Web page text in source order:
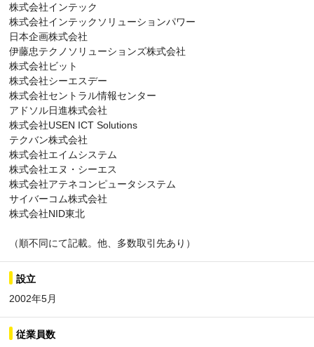
株式会社インテック
株式会社インテックソリューションパワー
日本企画株式会社
伊藤忠テクノソリューションズ株式会社
株式会社ビット
株式会社シーエスデー
株式会社セントラル情報センター
アドソル日進株式会社
株式会社USEN ICT Solutions
テクバン株式会社
株式会社エイムシステム
株式会社エヌ・シーエス
株式会社アテネコンピュータシステム
サイバーコム株式会社
株式会社NID東北
（順不同にて記載。他、多数取引先あり）
設立
2002年5月
従業員数